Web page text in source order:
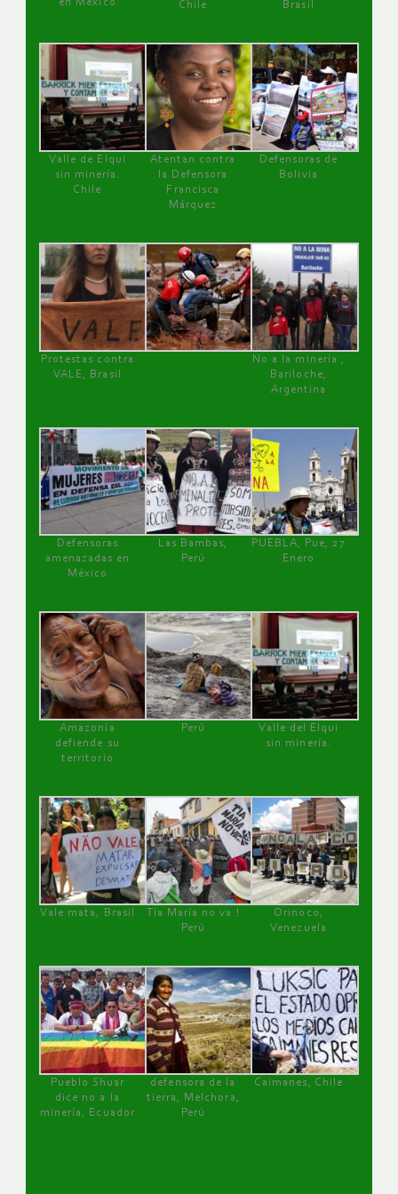
en México
Chile
Brasil
Valle de Elqui
sin minería.
Chile
Atentan contra
la Defensora
Francisca
Márquez
Defensoras de
Bolivia
Protestas contra
VALE, Brasil
No a la minería ,
Bariloche,
Argentina
Defensoras
amenazadas en
México
Las Bambas,
Perú
PUEBLA, Pue, 27
Enero
Amazonía
defiende su
territorio
Perú
Valle del Elqui
sin minería.
Vale mata, Brasil
Tía María no va !
Perú
Orinoco,
Venezuela
Pueblo Shuar
dice no a la
minería, Ecuador
defensora de la
tierra, Melchora,
Perú
Caimanes, Chile